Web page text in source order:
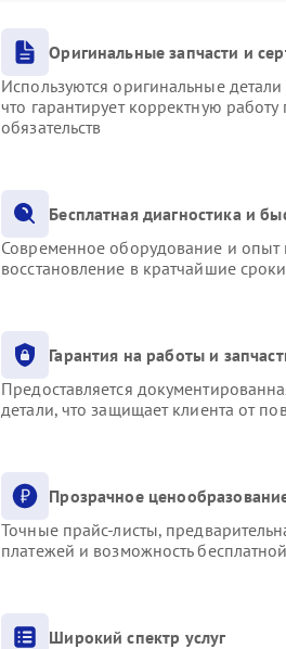
Оригинальные запчасти и
Используются оригинальные
что гарантирует корректную
обязательств
Бесплатная диагностика и
Современное оборудование и опыт
восстановление в кратчайшие
Гарантия на работы и
Предоставляется
детали, что защищает клиента от
Прозрачное
Точные прайс-листы,
платежей и возможность
Широкий спектр услуг